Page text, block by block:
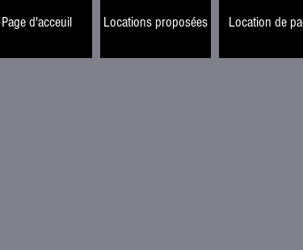
Page d'acceuil Locations proposées Location de